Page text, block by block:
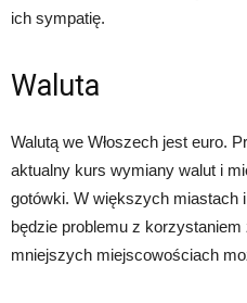
ich sympatię.
Waluta
Walutą we Włoszech jest euro.
aktualny kurs wymiany walut i
gotówki. W większych miastach
będzie problemu z korzystaniem
mniejszych miejscowościach